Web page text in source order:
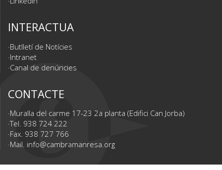
INTERACTUA
Butlletí de Notícies
Intranet
Canal de denúncies
CONTACTE
Muralla del carme 17-23 2a planta (Edifici Can Jorba)
Tel. 938 724 222
Fax. 938 727 766
Mail. info@cambramanresa.org